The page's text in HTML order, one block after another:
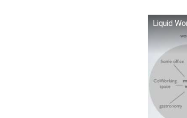
Liquid